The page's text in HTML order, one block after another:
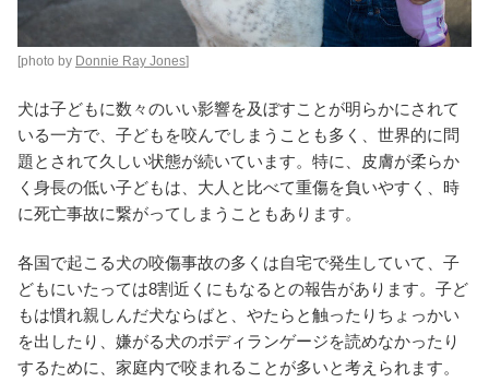
[photo by Donnie Ray Jones]
犬は子どもに数々のいい影響を及ぼすことが明らかにされて
いる一方で、子どもを咬んでしまうことも多く、世界的に問
題とされて久しい状態が続いています。特に、皮膚が柔らか
く身長の低い子どもは、大人と比べて重傷を負いやすく、時
に死亡事故に繋がってしまうこともあります。
各国で起こる犬の咬傷事故の多くは自宅で発生していて、子
どもにいたっては8割近くにもなるとの報告があります。子ど
もは慣れ親しんだ犬ならばと、やたらと触ったりちょっかい
を出したり、嫌がる犬のボディランゲージを読めなかったり
するために、家庭内で咬まれることが多いと考えられます。